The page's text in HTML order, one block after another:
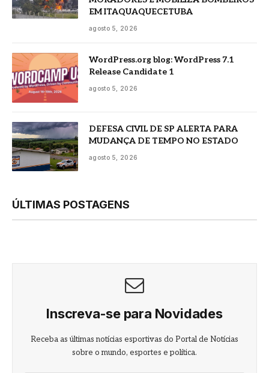
EM ITAQUAQUECETUBA
agosto 5, 2026
WordPress.org blog: WordPress 7.1
Release Candidate 1
agosto 5, 2026
DEFESA CIVIL DE SP ALERTA PARA
MUDANÇA DE TEMPO NO ESTADO
agosto 5, 2026
ÚLTIMAS POSTAGENS
Inscreva-se para Novidades
Receba as últimas notícias esportivas do Portal de Notícias
sobre o mundo, esportes e política.